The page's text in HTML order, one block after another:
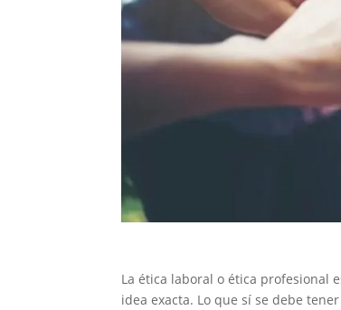
La ética laboral o ética profesional
idea exacta. Lo que sí se debe